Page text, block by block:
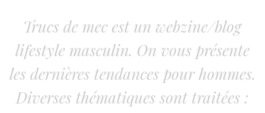
Trucs de mec est un webzine/blog
lifestyle masculin. On vous présente
les dernières tendances pour hommes.
Diverses thématiques sont traitées :